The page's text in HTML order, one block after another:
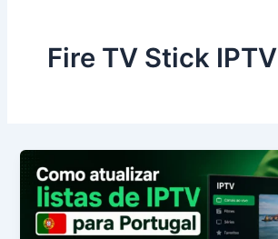
Fire TV Stick IPTV